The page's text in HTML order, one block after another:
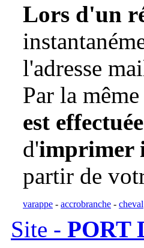
Lors d'un
l'adresse
Par la
est
d'imprimer
partir de
varappe - accrobranche - cheval
Site - PORT